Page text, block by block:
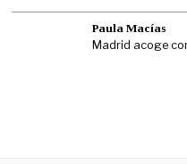
Paula Macías
Madrid acoge